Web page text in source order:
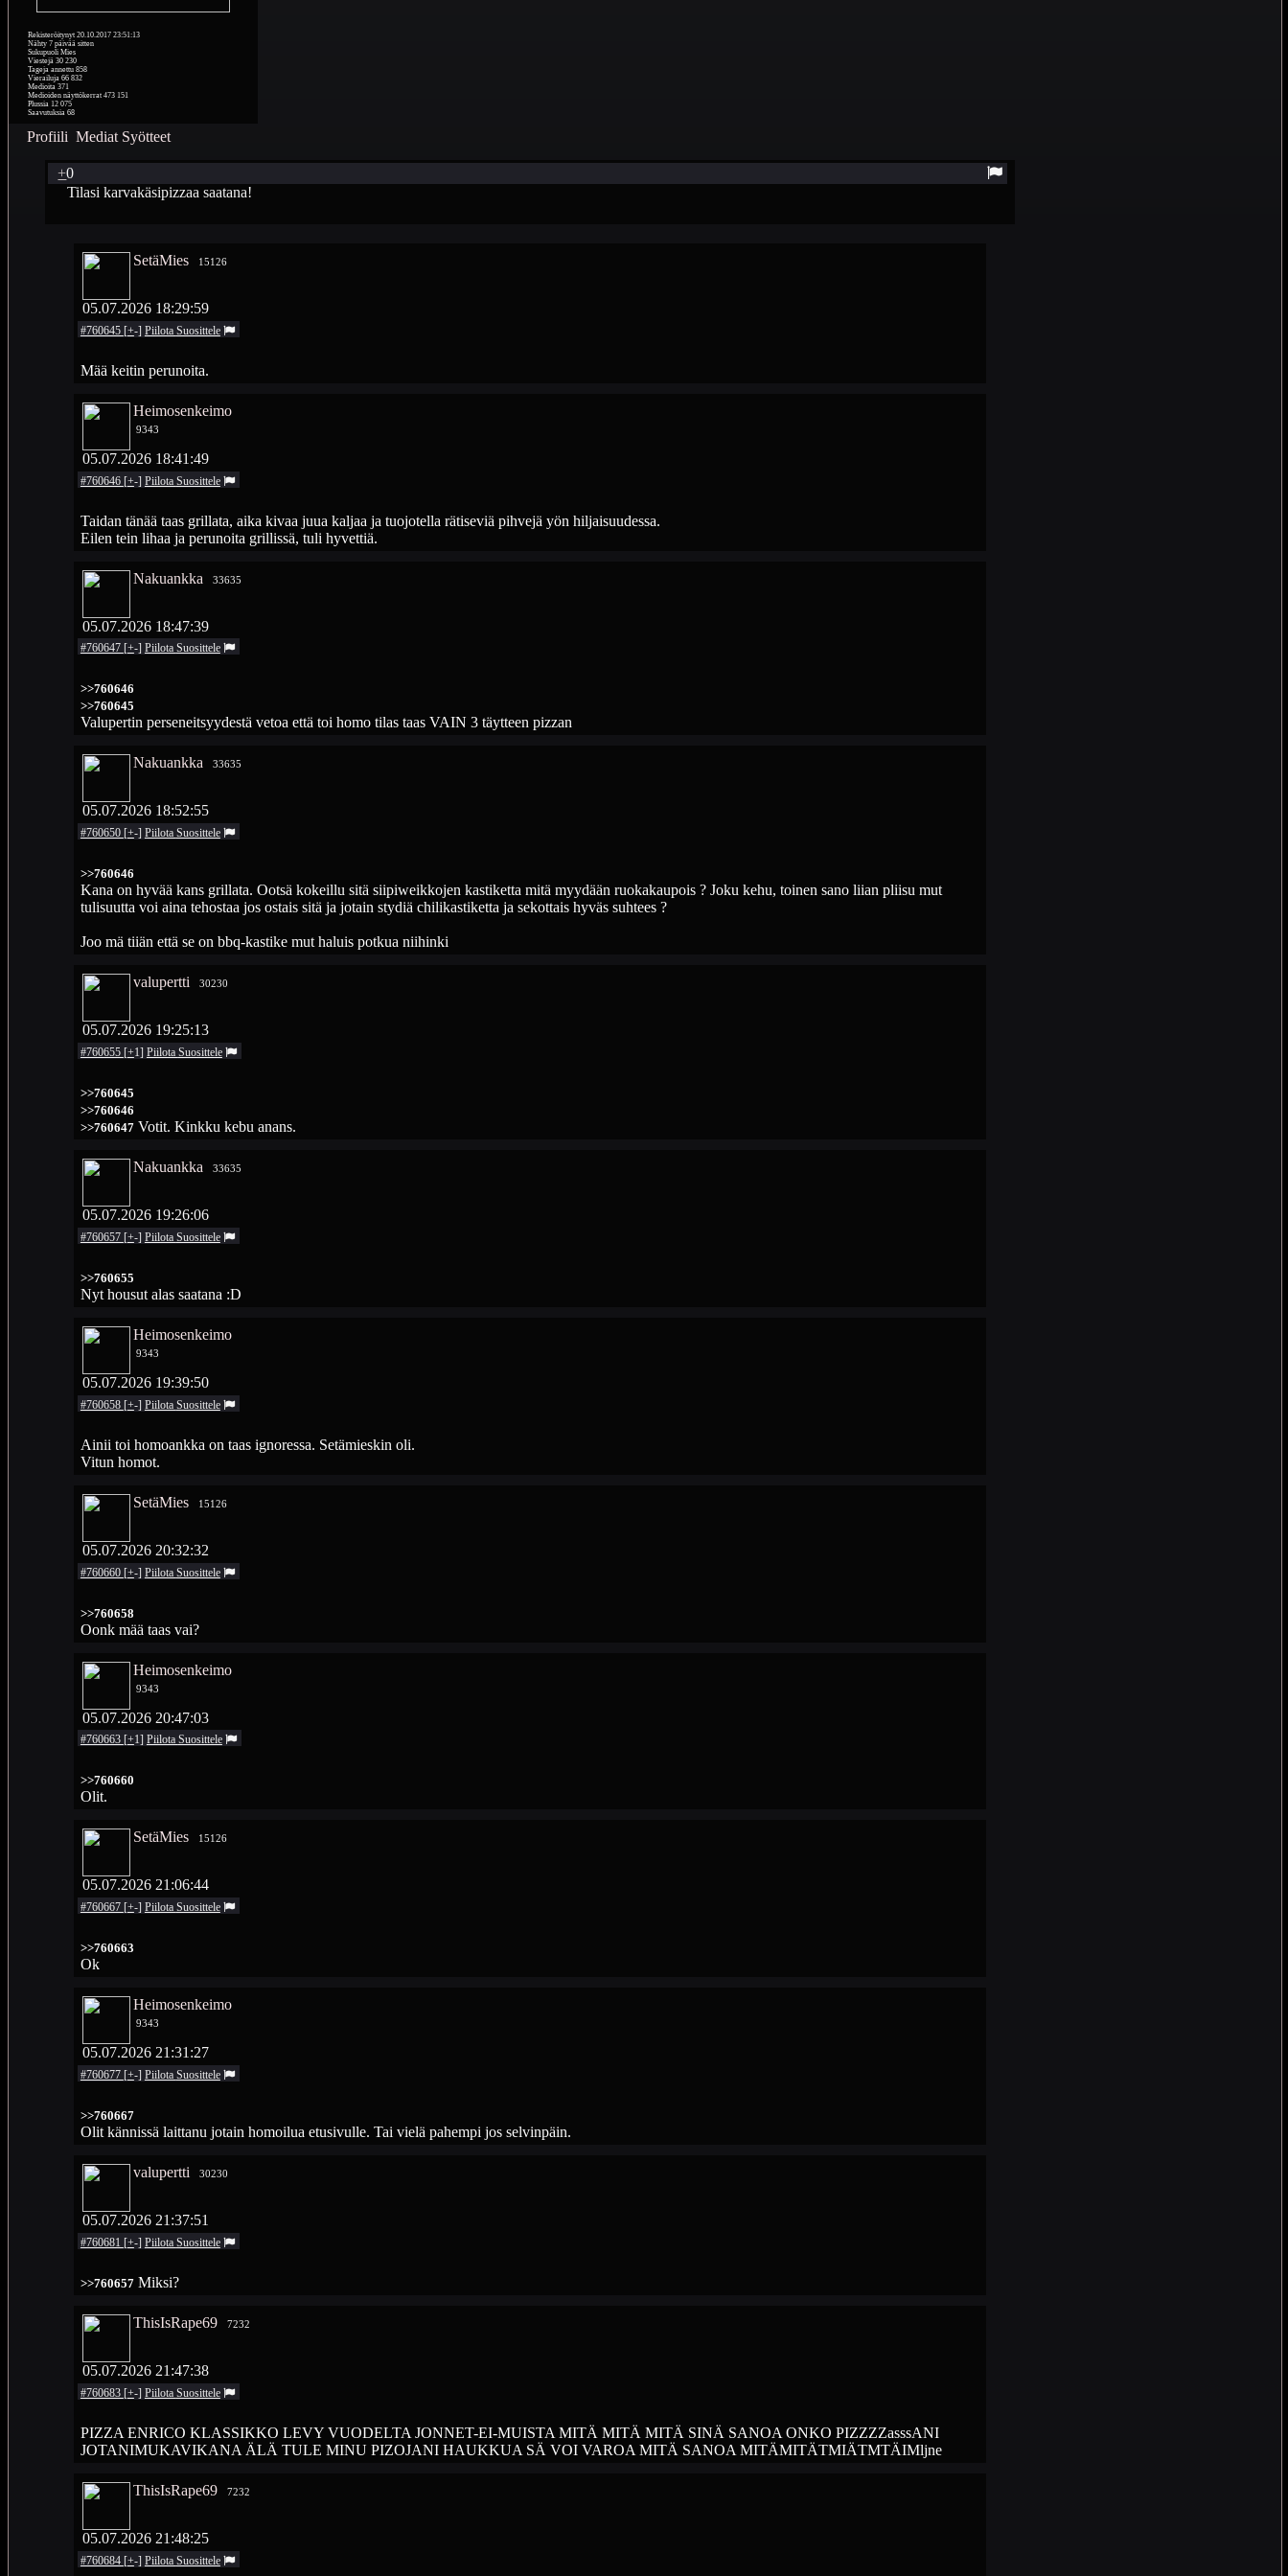
Rekisteröitynyt 20.10.2017 23:51:13
Nähty 7 päivää sitten
Sukupuoli Mies
Viestejä 30 230
Tageja annettu 858
Vierailuja 66 832
Medioita 371
Medioiden näyttökerrat 473 151
Plussia 12 075
Saavutuksia 68
Profiili Mediat Syötteet
+0
Tilasi karvakäsipizzaa saatana!
SetäMies 15126
05.07.2026 18:29:59
#760645 [+-] Piilota Suosittele
Mää keitin perunoita.
Heimosenkeimo
9343
05.07.2026 18:41:49
#760646 [+-] Piilota Suosittele
Taidan tänää taas grillata, aika kivaa juua kaljaa ja tuojotella rätiseviä pihvejä yön hiljaisuudessa.
Eilen tein lihaa ja perunoita grillissä, tuli hyvettiä.
Nakuankka 33635
05.07.2026 18:47:39
#760647 [+-] Piilota Suosittele
>>760646
>>760645
Valupertin perseneitsyydestä vetoa että toi homo tilas taas VAIN 3 täytteen pizzan
Nakuankka 33635
05.07.2026 18:52:55
#760650 [+-] Piilota Suosittele
>>760646
Kana on hyvää kans grillata. Ootsä kokeillu sitä siipiweikkojen kastiketta mitä myydään ruokakaupois ? Joku kehu, toinen sano liian pliisu mut
tulisuutta voi aina tehostaa jos ostais sitä ja jotain stydiä chilikastiketta ja sekottais hyväs suhtees ?
Joo mä tiiän että se on bbq-kastike mut haluis potkua niihinki
valupertti 30230
05.07.2026 19:25:13
#760655 [+1] Piilota Suosittele
>>760645
>>760646
>>760647Votit. Kinkku kebu anans.
Nakuankka 33635
05.07.2026 19:26:06
#760657 [+-] Piilota Suosittele
>>760655
Nyt housut alas saatana :D
Heimosenkeimo
9343
05.07.2026 19:39:50
#760658 [+-] Piilota Suosittele
Ainii toi homoankka on taas ignoressa. Setämieskin oli.
Vitun homot.
SetäMies 15126
05.07.2026 20:32:32
#760660 [+-] Piilota Suosittele
>>760658
Oonk mää taas vai?
Heimosenkeimo
9343
05.07.2026 20:47:03
#760663 [+1] Piilota Suosittele
>>760660
Olit.
SetäMies 15126
05.07.2026 21:06:44
#760667 [+-] Piilota Suosittele
>>760663
Ok
Heimosenkeimo
9343
05.07.2026 21:31:27
#760677 [+-] Piilota Suosittele
>>760667
Olit kännissä laittanu jotain homoilua etusivulle. Tai vielä pahempi jos selvinpäin.
valupertti 30230
05.07.2026 21:37:51
#760681 [+-] Piilota Suosittele
>>760657Miksi?
ThisIsRape69 7232
05.07.2026 21:47:38
#760683 [+-] Piilota Suosittele
PIZZA ENRICO KLASSIKKO LEVY VUODELTA JONNET-EI-MUISTA MITÄ MITÄ MITÄ SINÄ SANOA ONKO PIZZZZasssANI
JOTANIMUKAVIKANA ÄLÄ TULE MINU PIZOJANI HAUKKUA SÄ VOI VAROA MITÄ SANOA MITÄMITÄTMIÄTMTÄIMljne
ThisIsRape69 7232
05.07.2026 21:48:25
#760684 [+-] Piilota Suosittele